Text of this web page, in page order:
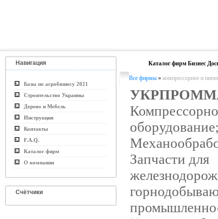
Навигация
Базы по агробизнесу 2021
Строительство Украины
Дерево и Мебель
Инструкция
Контакты
F.A.Q.
Каталог фирм
О компании
Счётчики
Каталог фирм Бизнес
Все фирмы » компрессорное и
Запчасти для